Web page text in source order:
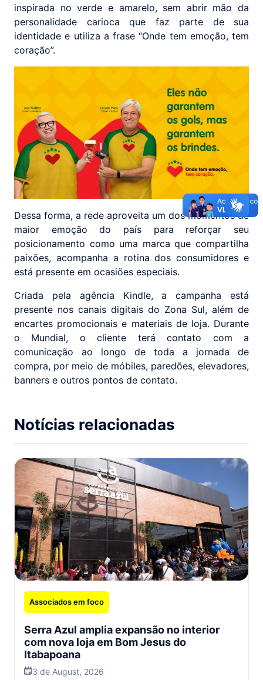
inspirada no verde e amarelo, sem abrir mão da
personalidade carioca que faz parte de sua
identidade e utiliza a frase “Onde tem emoção, tem
coração”.
Dessa forma, a rede aproveita um dos momentos de
maior emoção do país para reforçar seu
posicionamento como uma marca que compartilha
paixões, acompanha a rotina dos consumidores e
está presente em ocasiões especiais.
Criada pela agência Kindle, a campanha está
presente nos canais digitais do Zona Sul, além de
encartes promocionais e materiais de loja. Durante
o Mundial, o cliente terá contato com a
comunicação ao longo de toda a jornada de
compra, por meio de móbiles, paredões, elevadores,
banners e outros pontos de contato.
Notícias relacionadas
Associados em foco
Serra Azul amplia expansão no interior
com nova loja em Bom Jesus do
Itabapoana
3 de August, 2026